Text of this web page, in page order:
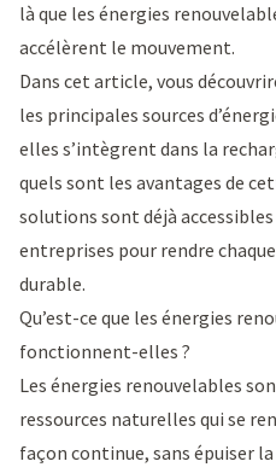
là que les énergies
accélèrent le mouvement.
Dans cet article, vous
les principales sources
elles s’intègrent dans la
quels sont les avantages de
solutions sont déjà
entreprises pour rendre
durable.
Qu’est-ce que les énergies
fonctionnent-elles ?
Les énergies renouvelables
ressources naturelles qui se
façon continue, sans épuiser